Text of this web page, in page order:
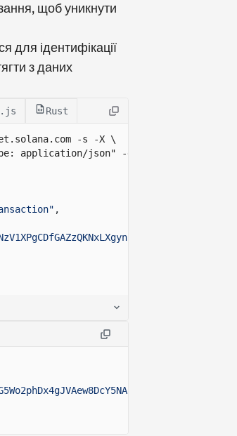
щоб уникнути
для ідентифікації
з даних
Rust
-s -X \
application/json" -d '
,